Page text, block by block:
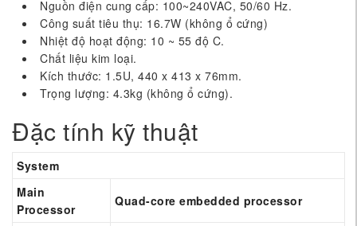
Nguồn điện cung cấp: 100~240VAC, 50/60 Hz.
Công suất tiêu thụ: 16.7W (không ổ cứng)
Nhiệt độ hoạt động: 10 ~ 55 độ C.
Chất liệu kim loại.
Kích thước: 1.5U, 440 x 413 x 76mm.
Trọng lượng: 4.3kg (không ổ cứng).
Đặc tính kỹ thuật
System
Main
Processor
Quad-core embedded processor